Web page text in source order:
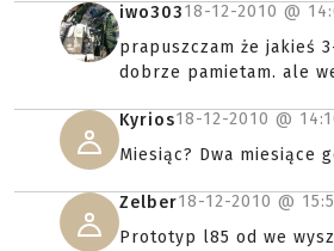
iwo30318-12-2010 @
prapuszczam że jakieś
dobrze pamietam. ale
Kyrios18-12-2010 @
Miesiąc? Dwa miesiące
Zelber18-12-2010 @
Prototyp l85 od we